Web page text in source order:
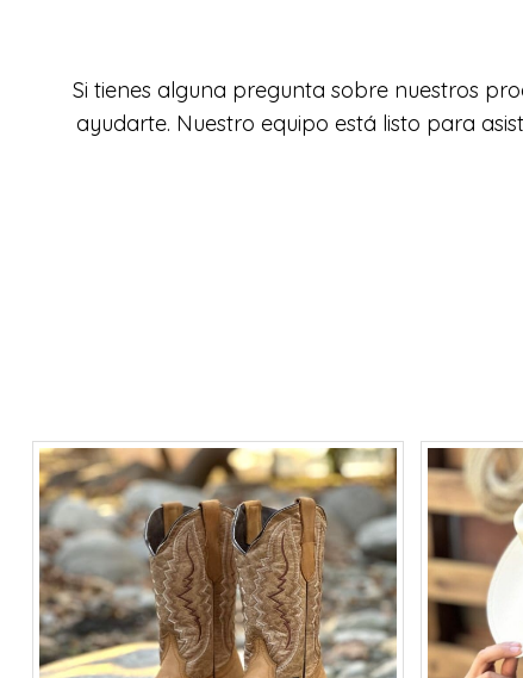
Si tienes alguna pregunta sobre nuestros
ayudarte. Nuestro equipo está listo para